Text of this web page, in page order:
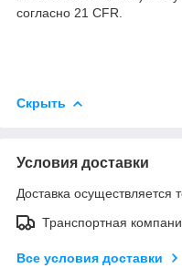
согласно 21 CFR.
Скрыть
Условия доставки
Доставка осуществляется
Транспортная
Все условия доставки